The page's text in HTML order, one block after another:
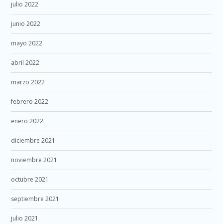
julio 2022
junio 2022
mayo 2022
abril 2022
marzo 2022
febrero 2022
enero 2022
diciembre 2021
noviembre 2021
octubre 2021
septiembre 2021
julio 2021